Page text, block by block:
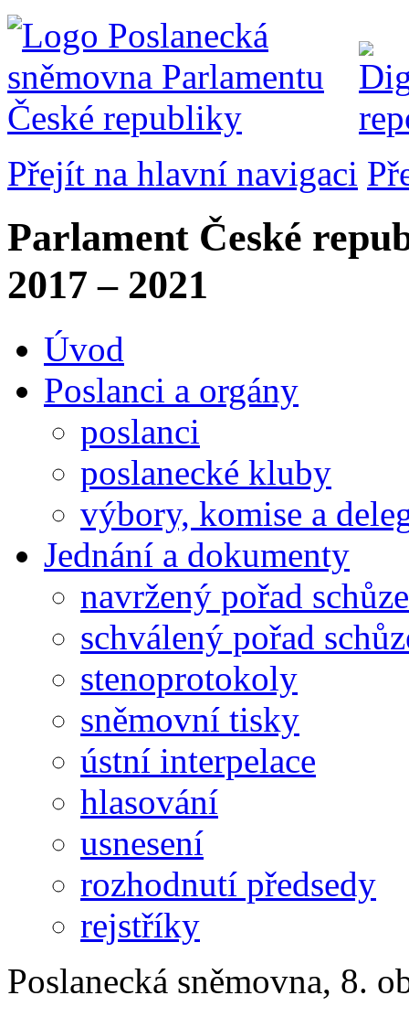
Přejít na hlavní navigaci
Parlament České
2017 – 2021
Úvod
Poslanci a orgány
poslanci
poslanecké kluby
výbory, komise a
Jednání a dokumenty
navržený pořad schůze
schválený pořad
stenoprotokoly
sněmovní tisky
ústní interpelace
hlasování
usnesení
rozhodnutí předsedy
rejstříky
Poslanecká sněmovna, 8.